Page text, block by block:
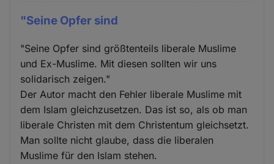
"Seine Opfer sind
"Seine Opfer sind größtenteils liberale Muslime
und Ex-Muslime. Mit diesen sollten wir uns
solidarisch zeigen."
Der Autor macht den Fehler liberale Muslime mit
dem Islam gleichzusetzen. Das ist so, als ob man
liberale Christen mit dem Christentum gleichsetzt.
Man sollte nicht glaube, dass die liberalen
Muslime für den Islam stehen.